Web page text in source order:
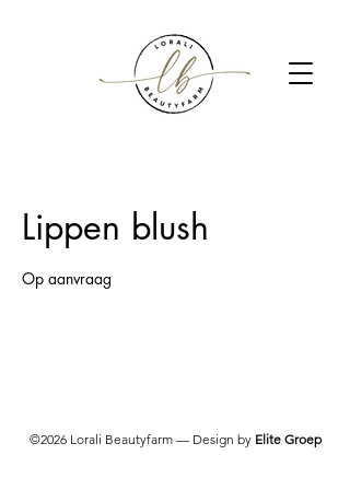
Lippen blush
Op aanvraag
©2026 Lorali Beautyfarm — Design by Elite Groep